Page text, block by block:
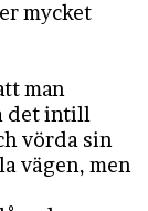
mycket
man
det intill
vörda sin
vägen, men